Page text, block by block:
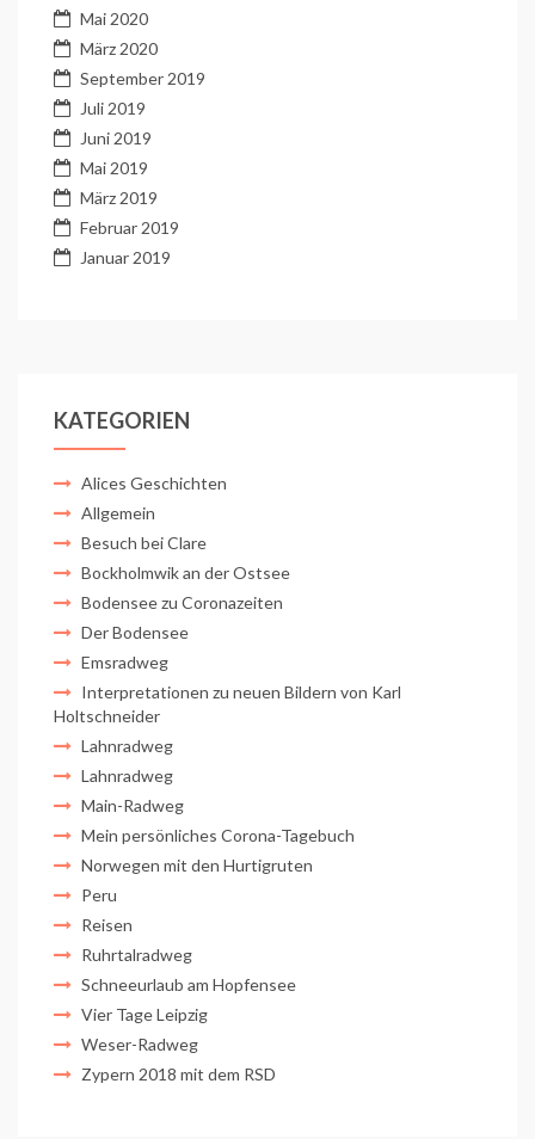
Mai 2020
März 2020
September 2019
Juli 2019
Juni 2019
Mai 2019
März 2019
Februar 2019
Januar 2019
KATEGORIEN
Alices Geschichten
Allgemein
Besuch bei Clare
Bockholmwik an der Ostsee
Bodensee zu Coronazeiten
Der Bodensee
Emsradweg
Interpretationen zu neuen Bildern von Karl
Holtschneider
Lahnradweg
Lahnradweg
Main-Radweg
Mein persönliches Corona-Tagebuch
Norwegen mit den Hurtigruten
Peru
Reisen
Ruhrtalradweg
Schneeurlaub am Hopfensee
Vier Tage Leipzig
Weser-Radweg
Zypern 2018 mit dem RSD